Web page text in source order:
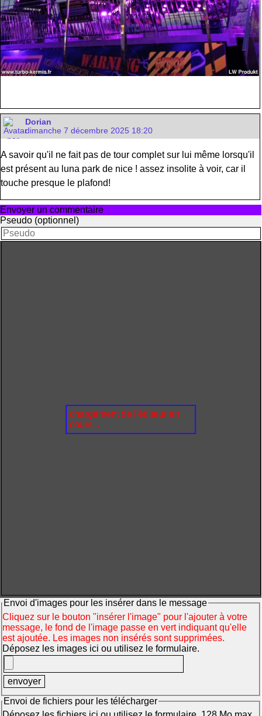
Dorian
dimanche 7 décembre 2025 18:20
A savoir qu'il ne fait pas de tour complet sur lui même lorsqu'il
est présent au luna park de nice ! assez insolite à voir, car il
touche presque le plafond!
Envoyer un commentaire
Pseudo (optionnel)
chargement de l'éditeur en
cours...
Envoi d'images pour les insérer dans le message
Cliquez sur le bouton "insérer l'image" pour l'ajouter à votre
message, le fond de l'image passe en vert indiquant qu'elle
est ajoutée. Les images non insérés sont supprimées.
Déposez les images ici ou utilisez le formulaire.
Envoi de fichiers pour les télécharger